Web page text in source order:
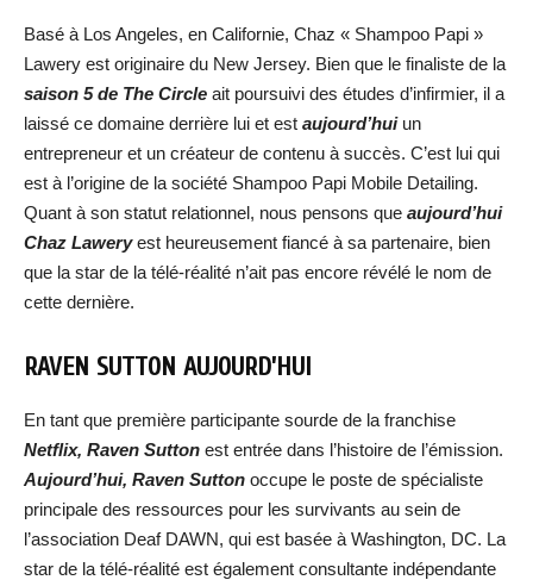
Basé à Los Angeles, en Californie, Chaz « Shampoo Papi »
Lawery est originaire du New Jersey. Bien que le finaliste de la
saison 5 de The Circle ait poursuivi des études d’infirmier, il a
laissé ce domaine derrière lui et est aujourd’hui un
entrepreneur et un créateur de contenu à succès. C’est lui qui
est à l’origine de la société Shampoo Papi Mobile Detailing.
Quant à son statut relationnel, nous pensons que aujourd’hui
Chaz Laweryest heureusement fiancé à sa partenaire, bien
que la star de la télé-réalité n’ait pas encore révélé le nom de
cette dernière.
RAVEN SUTTON AUJOURD’HUI
En tant que première participante sourde de la franchise
Netflix, Raven Sutton est entrée dans l’histoire de l’émission.
Aujourd’hui, Raven Sutton occupe le poste de spécialiste
principale des ressources pour les survivants au sein de
l’association Deaf DAWN, qui est basée à Washington, DC. La
star de la télé-réalité est également consultante indépendante